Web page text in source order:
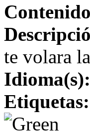
te volara
Idioma(s):
Etiquetas: